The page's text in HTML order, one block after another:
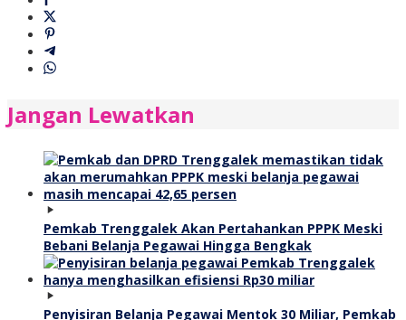
Jangan Lewatkan
Pemkab Trenggalek Akan Pertahankan PPPK Meski
Bebani Belanja Pegawai Hingga Bengkak
Penyisiran Belanja Pegawai Mentok 30 Miliar, Pemkab